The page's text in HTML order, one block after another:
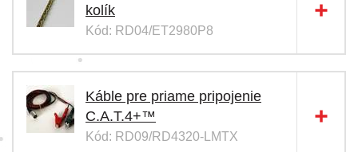
kolík
Kód: RD04/ET2980P8
Káble pre priame pripojenie
C.A.T.4+™
Kód: RD09/RD4320-LMTX